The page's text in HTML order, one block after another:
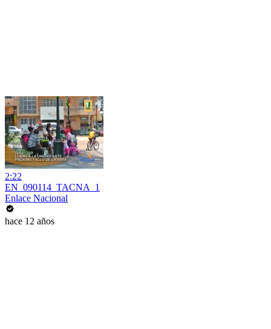
2:22
EN_090114_TACNA_1
Enlace Nacional
hace 12 años